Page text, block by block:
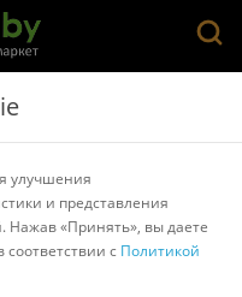
диски
WD
улучшения
и представления
Нажав «Принять», вы даете
соответствии с Политикой